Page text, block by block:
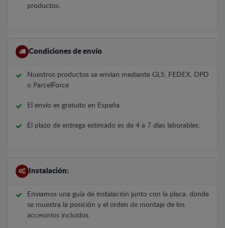
productos.
Condiciones de envío
Nuestros productos se envían mediante GLS, FEDEX, DPD
o ParcelForce
El envío es gratuito en España.
El plazo de entrega estimado es de 4 a 7 días laborables.
Instalación:
Enviamos una guía de instalación junto con la placa, donde
se muestra la posición y el orden de montaje de los
accesorios incluidos.